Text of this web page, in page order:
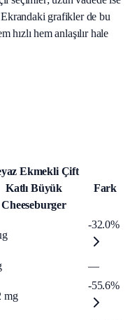
Ekrandaki grafikler de bu
hızlı hem anlaşılır hale
Ekmekli Çift
Katlı Büyük
Cheeseburger
Fark
-32.0%
—
mg
-55.6%